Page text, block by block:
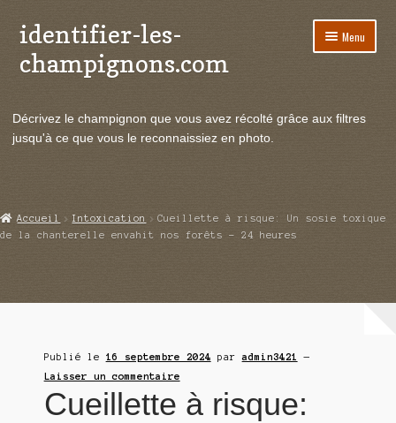
Aller
à
la
Aller
au
contenu
identifier-les-
champignons.com
Menu
le
Actualités
menu
Echanges et contacts
Ouvrir
Décrivez le champignon que vous avez récolté grâce aux filtres
jusqu'à ce que vous le reconnaissiez en photo.
Accueil Intoxication
Cueillette à risque: Un sosie toxique
de la chanterelle envahit nos forêts – 24 heures
Publié le 16 septembre 2024 paradmin3421
—
Laisser un commentaire
Cueillette à risque: